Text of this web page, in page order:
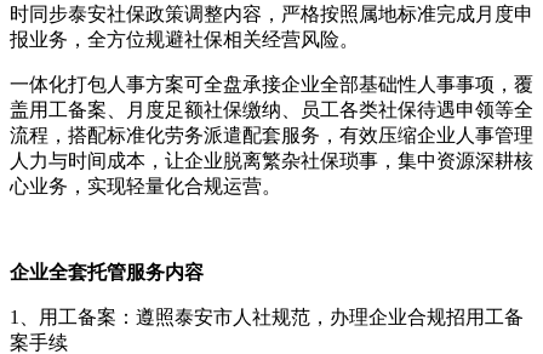
时同步泰安社保政策调整内容，严格按照属地标准完成月度申
报业务，全方位规避社保相关经营风险。
一体化打包人事方案可全盘承接企业全部基础性人事事项，覆
盖用工备案、月度足额社保缴纳、员工各类社保待遇申领等全
流程，搭配标准化劳务派遣配套服务，有效压缩企业人事管理
人力与时间成本，让企业脱离繁杂社保琐事，集中资源深耕核
心业务，实现轻量化合规运营。
企业全套托管服务内容
1、用工备案：遵照泰安市人社规范，办理企业合规招用工备
案手续